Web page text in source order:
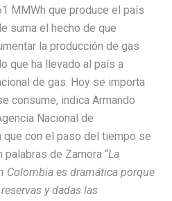
MMWh que produce el país
suma el hecho de que
la producción de gas
que ha llevado al país a
de gas. Hoy se importa
consume, indica Armando
Nacional de
que con el paso del tiempo se
de Zamora “La
Colombia es dramática porque
y dadas las